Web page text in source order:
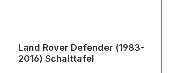
Land Rover Defender (1983-
2016) Schalttafel